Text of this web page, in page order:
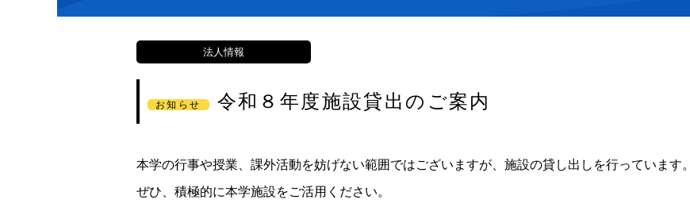
法人情報
お知らせ 令和８年度施設貸出のご案内
本学の行事や授業、課外活動を妨げない範囲ではございますが、施設の貸し出しを行っています。
ぜひ、積極的に本学施設をご活用ください。